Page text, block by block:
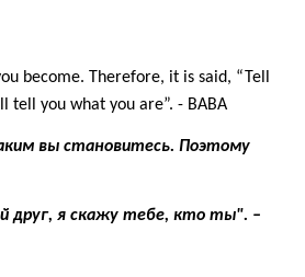
become. Therefore, it is said, “Tell
tell you what you are”. - BABA
вы становитесь. Поэтому
друг, я скажу тебе, кто ты". –